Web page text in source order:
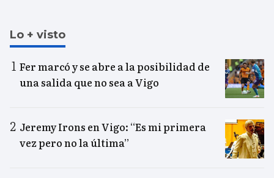
Lo + visto
Fer marcó y se abre a la posibilidad de
una salida que no sea a Vigo
Jeremy Irons en Vigo: “Es mi primera
vez pero no la última”